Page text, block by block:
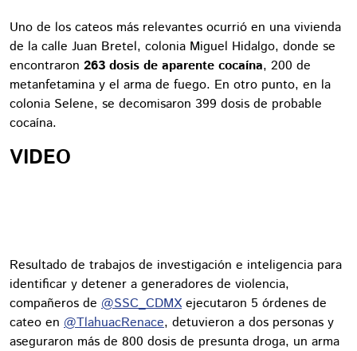
Uno de los cateos más relevantes ocurrió en una vivienda
de la calle Juan Bretel, colonia Miguel Hidalgo, donde se
encontraron 263 dosis de aparente cocaína, 200 de
metanfetamina y el arma de fuego. En otro punto, en la
colonia Selene, se decomisaron 399 dosis de probable
cocaína.
VIDEO
Resultado de trabajos de investigación e inteligencia para
identificar y detener a generadores de violencia,
compañeros de @SSC_CDMXejecutaron 5 órdenes de
cateo en @TlahuacRenace, detuvieron a dos personas y
aseguraron más de 800 dosis de presunta droga, un arma